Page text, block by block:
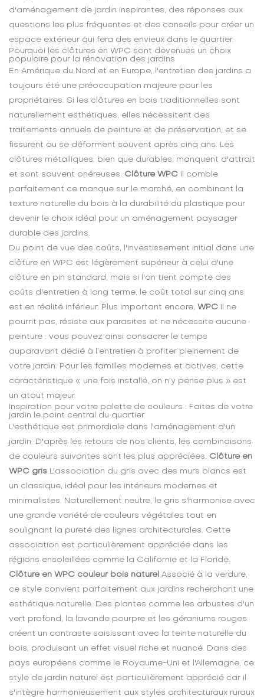
d'aménagement de jardin inspirantes, des réponses aux
questions les plus fréquentes et des conseils pour créer un
espace extérieur qui fera des envieux dans le quartier.
Pourquoi les clôtures en WPC sont devenues un choix
populaire pour la rénovation des jardins
En Amérique du Nord et en Europe, l'entretien des jardins a
toujours été une préoccupation majeure pour les
propriétaires. Si les clôtures en bois traditionnelles sont
naturellement esthétiques, elles nécessitent des
traitements annuels de peinture et de préservation, et se
fissurent ou se déforment souvent après cinq ans. Les
clôtures métalliques, bien que durables, manquent d'attrait
et sont souvent onéreuses. Clôture WPC Il comble
parfaitement ce manque sur le marché, en combinant la
texture naturelle du bois à la durabilité du plastique pour
devenir le choix idéal pour un aménagement paysager
durable des jardins.
Du point de vue des coûts, l'investissement initial dans une
clôture en WPC est légèrement supérieur à celui d'une
clôture en pin standard, mais si l'on tient compte des
coûts d'entretien à long terme, le coût total sur cinq ans
est en réalité inférieur. Plus important encore, WPC Il ne
pourrit pas, résiste aux parasites et ne nécessite aucune
peinture : vous pouvez ainsi consacrer le temps
auparavant dédié à l’entretien à profiter pleinement de
votre jardin. Pour les familles modernes et actives, cette
caractéristique « une fois installé, on n’y pense plus » est
un atout majeur.
Inspiration pour votre palette de couleurs : Faites de votre
jardin le point central du quartier
L'esthétique est primordiale dans l'aménagement d'un
jardin. D'après les retours de nos clients, les combinaisons
de couleurs suivantes sont les plus appréciées. Clôture en
WPC gris L'association du gris avec des murs blancs est
un classique, idéal pour les intérieurs modernes et
minimalistes. Naturellement neutre, le gris s'harmonise avec
une grande variété de couleurs végétales tout en
soulignant la pureté des lignes architecturales. Cette
association est particulièrement appréciée dans les
régions ensoleillées comme la Californie et la Floride.
Clôture en WPC couleur bois naturel Associé à la verdure,
ce style convient parfaitement aux jardins recherchant une
esthétique naturelle. Des plantes comme les arbustes d'un
vert profond, la lavande pourpre et les géraniums rouges
créent un contraste saisissant avec la teinte naturelle du
bois, produisant un effet visuel riche et nuancé. Dans des
pays européens comme le Royaume-Uni et l'Allemagne, ce
style de jardin naturel est particulièrement apprécié car il
s'intègre harmonieusement aux styles architecturaux ruraux